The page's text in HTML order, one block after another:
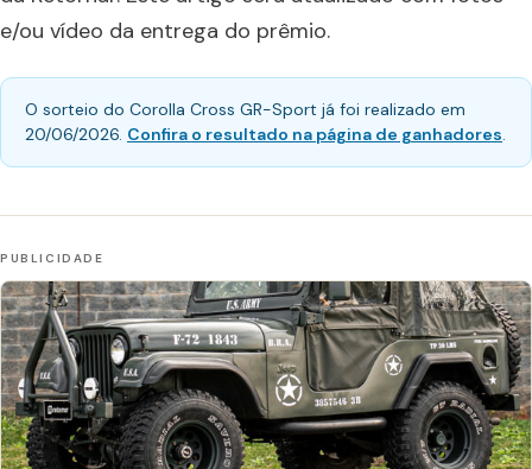
e/ou vídeo da entrega do prêmio.
O sorteio do Corolla Cross GR-Sport já foi realizado em
20/06/2026. Confira o resultado na página de ganhadores.